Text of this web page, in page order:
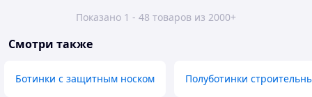
Показано 1 - 48 товаров из 2000+
Смотри также
Ботинки с защитным носком Полуботинки